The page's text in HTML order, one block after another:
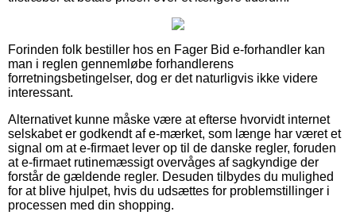
Forinden folk bestiller hos en Fager Bid e-forhandler kan
man i reglen gennemløbe forhandlerens
forretningsbetingelser, dog er det naturligvis ikke videre
interessant.
Alternativet kunne måske være at efterse hvorvidt internet
selskabet er godkendt af e-mærket, som længe har været et
signal om at e-firmaet lever op til de danske regler, foruden
at e-firmaet rutinemæssigt overvåges af sagkyndige der
forstår de gældende regler. Desuden tilbydes du mulighed
for at blive hjulpet, hvis du udsættes for problemstillinger i
processen med din shopping.